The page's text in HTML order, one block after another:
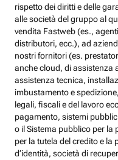
rispetto dei diritti e delle
alle società del gruppo al
vendita Fastweb (es.,
distributori, ecc.), ad
nostri fornitori (es.
anche cloud, di assistenza
assistenza tecnica,
imbustamento e
legali, fiscali e del lavoro
pagamento, sistemi
o il Sistema pubblico per la
per la tutela del credito e la
d’identità, società di